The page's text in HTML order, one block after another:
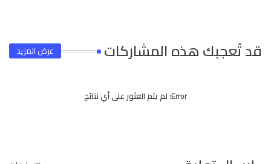
قد تُعجبك هذه المشاركات عرض المزيد
Error: لم يتم العثور على أي نتائج